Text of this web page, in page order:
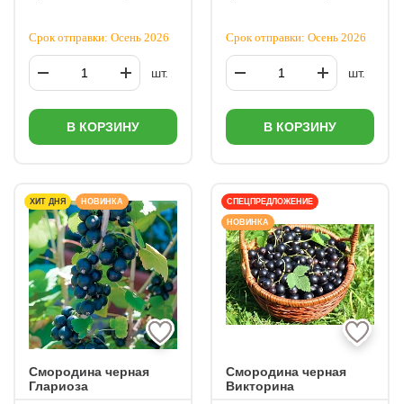
Срок отправки: Осень 2026
шт.
В КОРЗИНУ
Срок отправки: Осень 2026
шт.
В КОРЗИНУ
ХИТ ДНЯ НОВИНКА
Смородина черная
Глариоза
СПЕЦПРЕДЛОЖЕНИЕ
НОВИНКА
Смородина черная
Викторина